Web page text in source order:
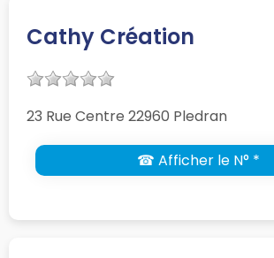
Cathy Création
23 Rue Centre 22960 Pledran
☎ Afficher le N° *